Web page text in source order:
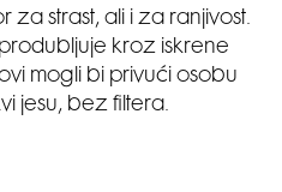
za strast, ali i za ranjivost.
kroz iskrene
mogli bi privući osobu
jesu, bez filtera.